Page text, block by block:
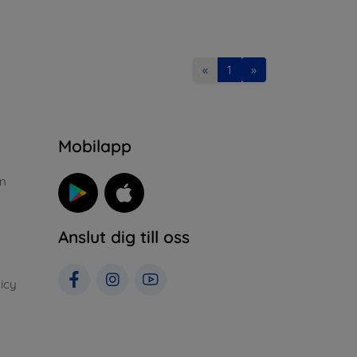
« 1 »
Mobilapp
Anslut dig till oss